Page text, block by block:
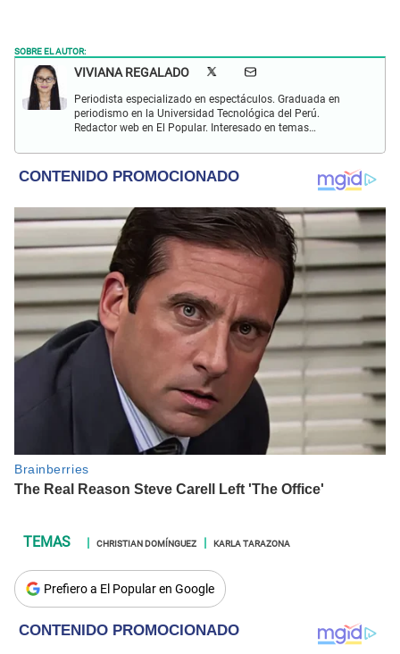
SOBRE EL AUTOR:
VIVIANA REGALADO
Periodista especializado en espectáculos. Graduada en
periodismo en la Universidad Tecnológica del Perú.
Redactor web en El Popular. Interesado en temas
y crónicas.
CHRISTIAN DOMÍNGUEZ KARLA TARAZONA
Prefiero a El Popular en Google